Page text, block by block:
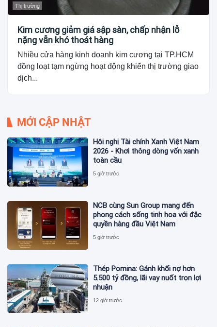
Thị trường
Kim cương giảm giá sập sàn, chấp nhận lỗ
nặng vẫn khó thoát hàng
Nhiều cửa hàng kinh doanh kim cương tại TP.HCM
đồng loạt tạm ngừng hoạt động khiến thị trường giao
dịch...
MỚI CẬP NHẬT
Hội nghị Tài chính Xanh Việt Nam
2026 - Khơi thông dòng vốn xanh
toàn cầu
5 giờ trước
NCB cùng Sun Group mang đến
phong cách sống tinh hoa với đặc
quyền hàng đầu Việt Nam
5 giờ trước
Thép Pomina: Gánh khối nợ hơn
5.500 tỷ đồng, lãi vay nuốt trọn lợi
nhuận
12 giờ trước